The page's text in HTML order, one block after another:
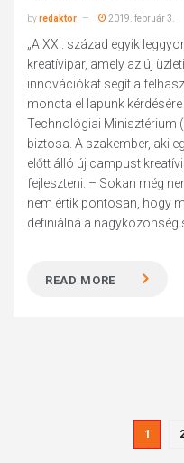
byredaktor 2019. február 3.
„A XXI. század egyik
krea­tívipar, amely az új
innovációkat segít a
mondta el lapunk
Technológiai Miniszté­rium
biztosa. A szakember, aki
előtt álló új campust
fejleszteni. – Sokan még
nem értik pontosan, hogy
definiálná a nagyközönség
READ MORE
1